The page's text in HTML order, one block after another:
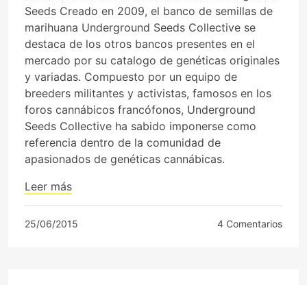
Seeds Creado en 2009, el banco de semillas de
marihuana Underground Seeds Collective se
destaca de los otros bancos presentes en el
mercado por su catalogo de genéticas originales
y variadas. Compuesto por un equipo de
breeders militantes y activistas, famosos en los
foros cannábicos francófonos, Underground
Seeds Collective ha sabido imponerse como
referencia dentro de la comunidad de
apasionados de genéticas cannábicas.
Leer más
25/06/2015 4 Comentarios